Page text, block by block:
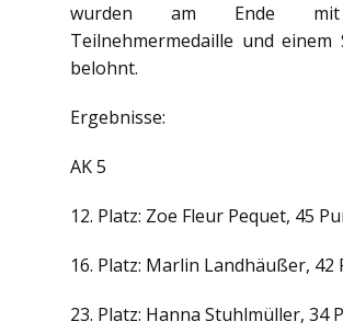
wurden am Ende
Teilnehmermedaille und einem
belohnt.
Ergebnisse:
AK 5
12. Platz: Zoe Fleur Pequet, 45
16. Platz: Marlin Landhäußer, 42
23. Platz: Hanna Stuhlmüller, 34